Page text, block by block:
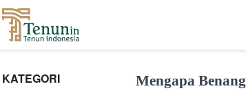
KATEGORI
Mengapa